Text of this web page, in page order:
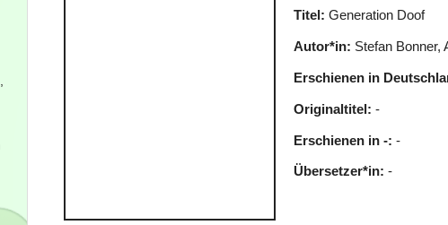
Titel: Generation Doof
Autor*in: Stefan Bonner,
Erschienen in
Originaltitel: -
Erschienen in -: -
Übersetzer*in: -